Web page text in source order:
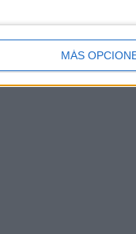
MÁS